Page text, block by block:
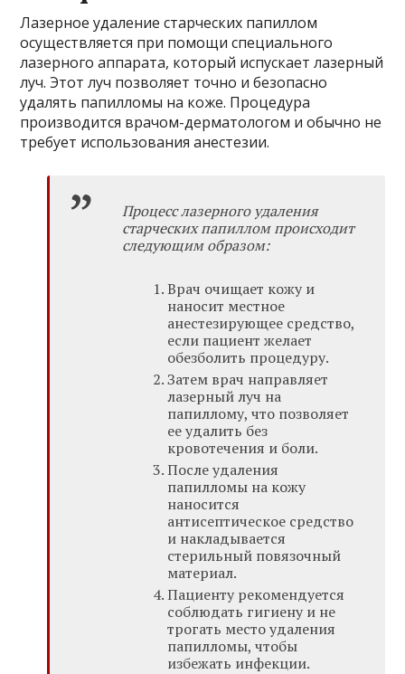
Лазерное удаление старческих папиллом
осуществляется при помощи специального
лазерного аппарата, который испускает лазерный
луч. Этот луч позволяет точно и безопасно
удалять папилломы на коже. Процедура
производится врачом-дерматологом и обычно не
требует использования анестезии.
Процесс лазерного удаления
старческих папиллом происходит
следующим образом:
Врач очищает кожу и
наносит местное
анестезирующее средство,
если пациент желает
обезболить процедуру.
Затем врач направляет
лазерный луч на
папиллому, что позволяет
ее удалить без
кровотечения и боли.
После удаления
папилломы на кожу
наносится
антисептическое средство
и накладывается
стерильный повязочный
материал.
Пациенту рекомендуется
соблюдать гигиену и не
трогать место удаления
папилломы, чтобы
избежать инфекции.